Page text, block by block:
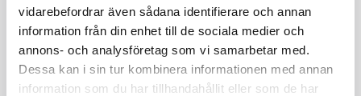
vidarebefordrar även sådana identifierare och annan
information från din enhet till de sociala medier och
annons- och analysföretag som vi samarbetar med.
Dessa kan i sin tur kombinera informationen med annan
information som du har tillhandahållit eller som de har
24t 7d 1m 3m 1å 5å
Köp / Sälj